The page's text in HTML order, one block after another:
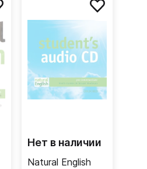
Нет в наличии
Natural English